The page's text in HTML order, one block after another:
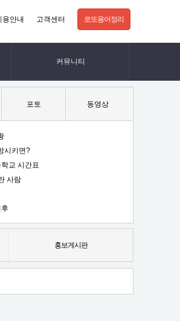
용안내 고객센터 로또용어정리
커뮤니티
포토 동영상
시키면?
교 시간표
사람
홍보게시판